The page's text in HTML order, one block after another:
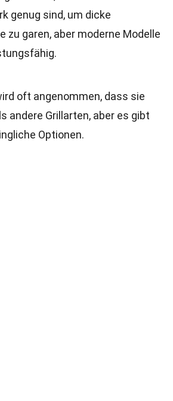
genug sind, um dicke
zu garen, aber moderne Modelle
oft angenommen, dass sie
andere Grillarten, aber es gibt
Optionen.